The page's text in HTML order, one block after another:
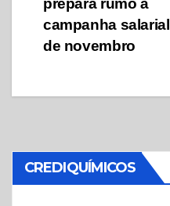
de
Post
campanha salarial
de novembro
CREDIQUÍMICOS